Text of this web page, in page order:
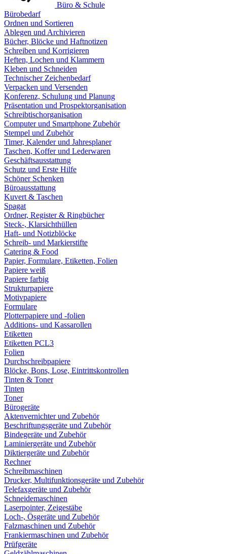
Büro & Schule
Bürobedarf
Ordnen und Sortieren
Ablegen und Archivieren
Bücher, Blöcke und Haftnotizen
Schreiben und Korrigieren
Heften, Lochen und Klammern
Kleben und Schneiden
Technischer Zeichenbedarf
Verpacken und Versenden
Konferenz, Schulung und Planung
Präsentation und Prospektorganisation
Schreibtischorganisation
Computer und Smartphone Zubehör
Stempel und Zubehör
Timer, Kalender und Jahresplaner
Taschen, Koffer und Lederwaren
Geschäftsausstattung
Schutz und Erste Hilfe
Schöner Schenken
Büroausstattung
Kuvert & Taschen
Spagat
Ordner, Register & Ringbücher
Steck-, Klarsichthüllen
Haft- und Notizblöcke
Schreib- und Markierstifte
Catering & Food
Papier, Formulare, Etiketten, Folien
Papiere weiß
Papiere farbig
Strukturpapiere
Motivpapiere
Formulare
Plotterpapiere und -folien
Additions- und Kassarollen
Etiketten
Etiketten PCL3
Folien
Durchschreibpapiere
Blöcke, Bons, Lose, Eintrittskontrollen
Tinten & Toner
Tinten
Toner
Bürogeräte
Aktenvernichter und Zubehör
Beschriftungsgeräte und Zubehör
Bindegeräte und Zubehör
Laminiergeräte und Zubehör
Diktiergeräte und Zubehör
Rechner
Schreibmaschinen
Drucker, Multifunktionsgeräte und Zubehör
Telefaxgeräte und Zubehör
Schneidemaschinen
Laserpointer, Zeigestäbe
Loch-, Ösgeräte und Zubehör
Falzmaschinen und Zubehör
Frankiermaschinen und Zubehör
Prüfgeräte